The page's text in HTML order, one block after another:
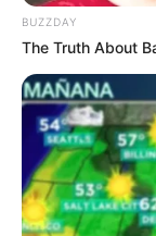
BUZZDAY
The Truth About